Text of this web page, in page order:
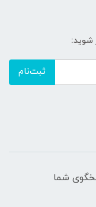
شوید:
ثبت‌نام
پاسخگوی شما